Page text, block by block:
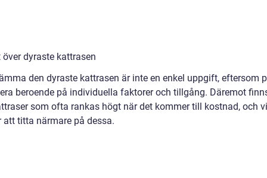
över dyraste kattrasen
den dyraste kattrasen är inte en enkel uppgift, eftersom
beroende på individuella faktorer och tillgång. Däremot
som ofta rankas högt när det kommer till kostnad, och vi
att titta närmare på dessa.